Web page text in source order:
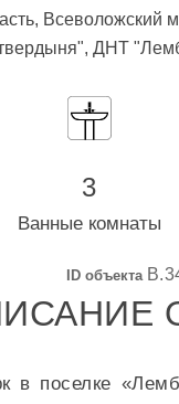
ДНТ
3
Ванные комнаты
ID объекта
в поселке